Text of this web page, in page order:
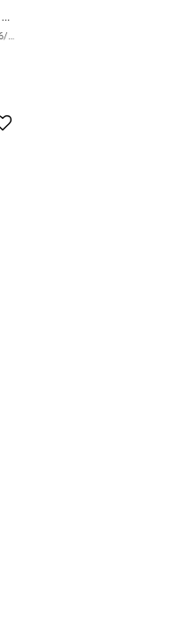
Modularkablage 2 x 6P6C Han - Han 5 Meter
Add to favorites